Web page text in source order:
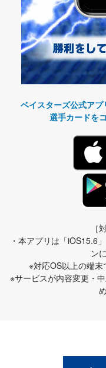
ベイスターズ公式アプ
選手カードを
［
・本アプリは「iOS15.6
ン
※対応OS以上の端
※サービスが内容変更・